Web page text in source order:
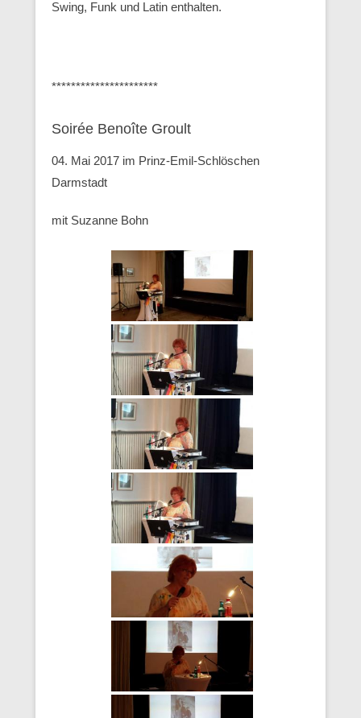
Swing, Funk und Latin enthalten.
**********************
Soirée Benoîte Groult
04. Mai 2017 im Prinz-Emil-Schlöschen
Darmstadt
mit Suzanne Bohn